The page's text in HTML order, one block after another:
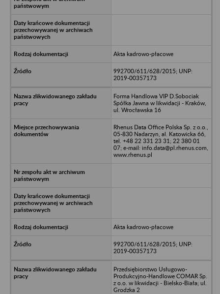
Akta kadrowo-płacowe
992700/611/628/2015; UNP:
2019-00357173
Forma Handlowa VIP D.Sobociak
Spółka Jawna w likwidacji - Kraków,
ul. Wrocławska 16
Rhenus Data Office Polska Sp. z o.o.,
05-830 Nadarzyn, al. Katowicka 66,
tel. +48 22 331 23 31; 22 380 01
07; e-mail: info.data@pl.rhenus.com,
www.rhenus.pl
Akta kadrowo-płacowe
992700/611/628/2015; UNP:
2019-00357173
Przedsiębiorstwo Usługowo-
Produkcyjno-Handlowe COMAR Sp.
z o.o. w likwidacji - Bielsko-Biała; ul.
Grodzka 2